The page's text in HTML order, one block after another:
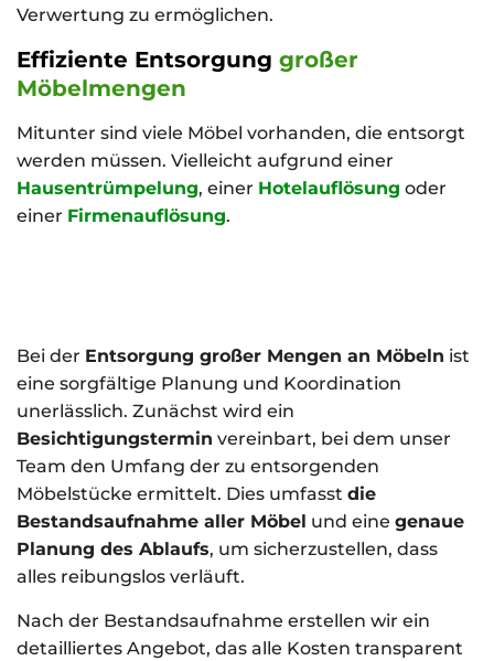
Verwertung zu ermöglichen.
Effiziente Entsorgung großer
Möbelmengen
Mitunter sind viele Möbel vorhanden, die entsorgt
werden müssen. Vielleicht aufgrund einer
Hausentrümpelung, einer Hotelauflösung oder
einer Firmenauflösung.
Bei der Entsorgung großer Mengen an Möbeln ist
eine sorgfältige Planung und Koordination
unerlässlich. Zunächst wird ein
Besichtigungstermin vereinbart, bei dem unser
Team den Umfang der zu entsorgenden
Möbelstücke ermittelt. Dies umfasst die
Bestandsaufnahme aller Möbel und eine genaue
Planung des Ablaufs, um sicherzustellen, dass
alles reibungslos verläuft.
Nach der Bestandsaufnahme erstellen wir ein
detailliertes Angebot, das alle Kosten transparent